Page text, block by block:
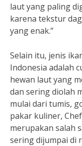
laut yang paling
karena tekstur
yang enak.”
Selain itu, jenis
Indonesia adalah
hewan laut yang
dan sering diolah
mulai dari tumis,
pakar kuliner,
merupakan salah
sering dijumpai di